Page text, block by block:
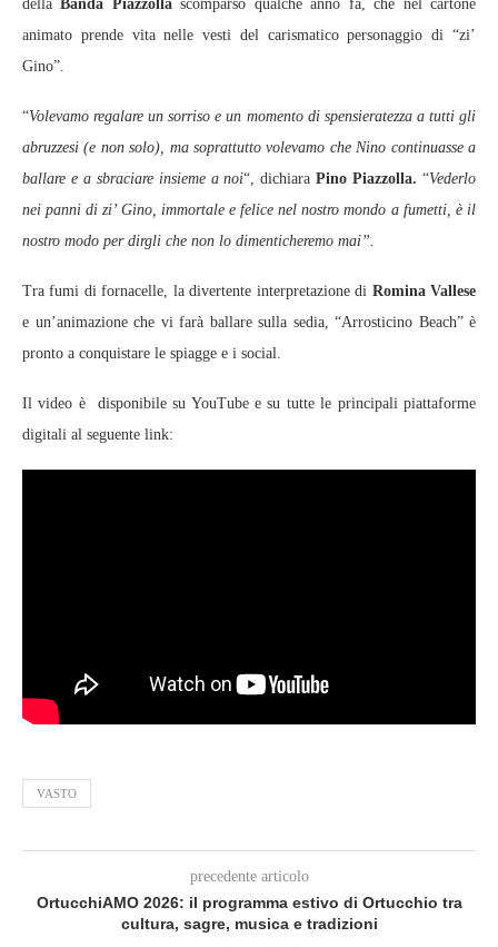
dellaBanda Piazzollascomparso qualche anno fa, che nel cartone
animato prende vita nelle vesti del carismatico personaggio di “zi’
Gino”.
“Volevamo regalare un sorriso e un momento di spensieratezza a tutti gli
abruzzesi (e non solo), ma soprattutto volevamo che Nino continuasse a
ballare e a sbraciare insieme a noi“, dichiaraPino Piazzolla. “Vederlo
nei panni di zi’ Gino, immortale e felice nel nostro mondo a fumetti, è il
nostro modo per dirgli che non lo dimenticheremo mai”.
Tra fumi di fornacelle, la divertente interpretazione di Romina Vallese
e un’animazione che vi farà ballare sulla sedia, “Arrosticino Beach” è
pronto a conquistare le spiagge e i social.
Il video è disponibile su YouTube e su tutte le principali piattaforme
digitali al seguente link:
VASTO
precedente articolo
OrtucchiAMO 2026: il programma estivo di Ortucchio tra
cultura, sagre, musica e tradizioni